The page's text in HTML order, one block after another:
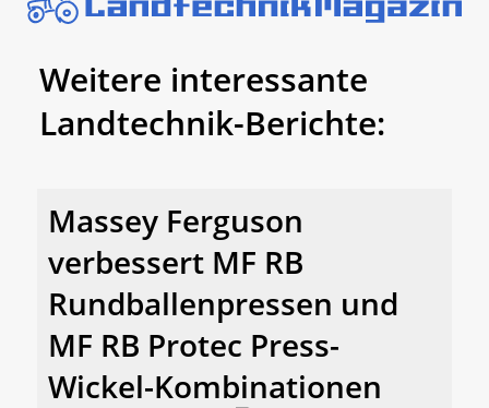
Weitere interessante
Landtechnik-Berichte:
Massey Ferguson
verbessert MF RB
Rundballenpressen und
MF RB Protec Press-
Wickel-Kombinationen